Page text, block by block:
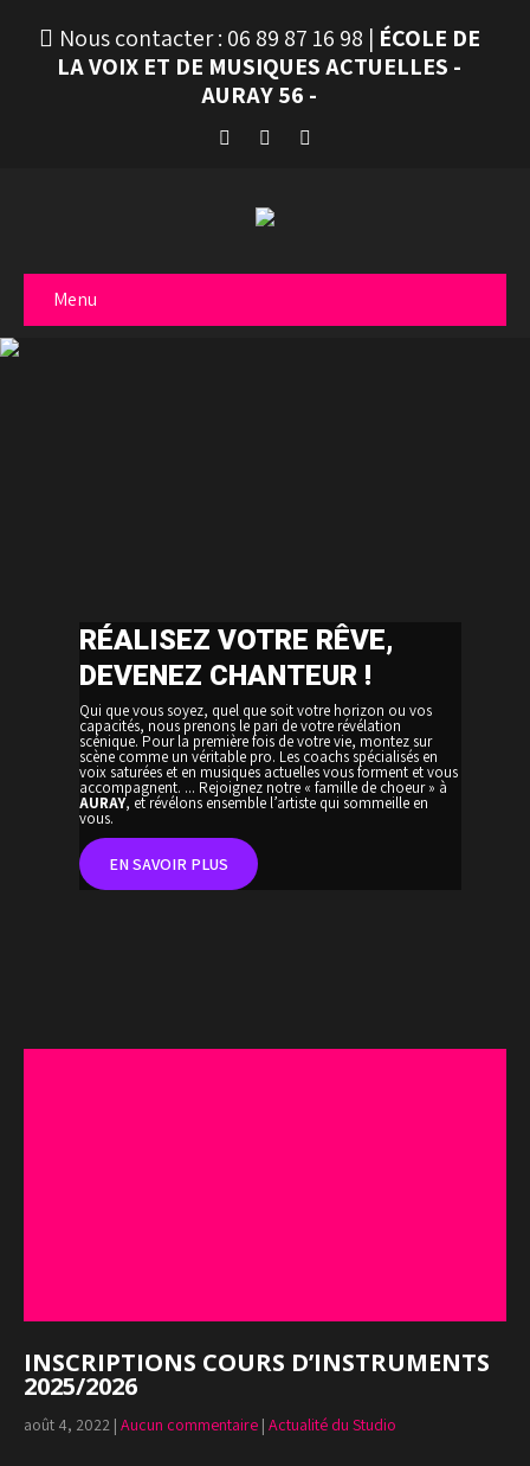
Nous contacter : 06 89 87 16 98 | ÉCOLE DE
LA VOIX ET DE MUSIQUES ACTUELLES -
AURAY 56 -
Menu
RÉALISEZ VOTRE RÊVE,
DEVENEZ CHANTEUR !
Qui que vous soyez, quel que soit votre horizon ou vos
capacités, nous prenons le pari de votre révélation
scénique. Pour la première fois de votre vie, montez sur
scène comme un véritable pro. Les coachs spécialisés en
voix saturées et en musiques actuelles vous forment et vous
accompagnent. ... Rejoignez notre « famille de choeur » à
AURAY, et révélons ensemble l’artiste qui sommeille en
vous.
EN SAVOIR PLUS
INSCRIPTIONS COURS D’INSTRUMENTS
2025/2026
août 4, 2022 | Aucun commentaire | Actualité du Studio